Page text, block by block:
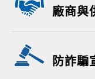
廠商與
防詐騙